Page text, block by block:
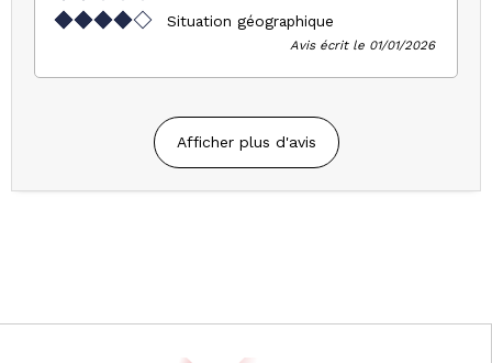
Situation géographique
Avis écrit le 01/01/2026
Afficher plus d'avis